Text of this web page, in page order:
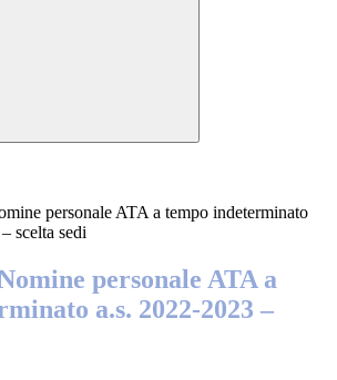
personale ATA a tempo indeterminato
scelta sedi
personale ATA a
a.s. 2022-2023 –